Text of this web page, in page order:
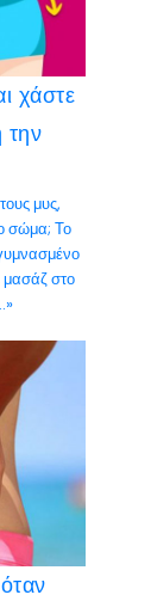
χάστε
την
μυς,
σώμα; Το
στο